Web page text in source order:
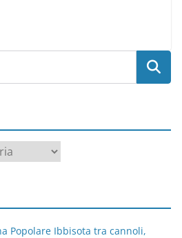
Popolare Ibbisota tra cannoli,